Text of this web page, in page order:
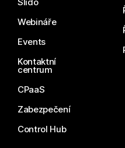
Webináře
Events
Kontaktní
centrum
CPaaS
Zabezpečení
Control Hub